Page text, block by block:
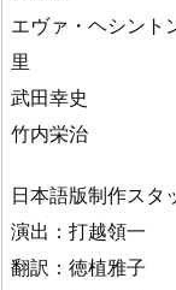
エヴァ・ヘシント
里
武田幸史
竹内栄治
日本語版制作スタ
演出：打越領一
翻訳：徳植雅子